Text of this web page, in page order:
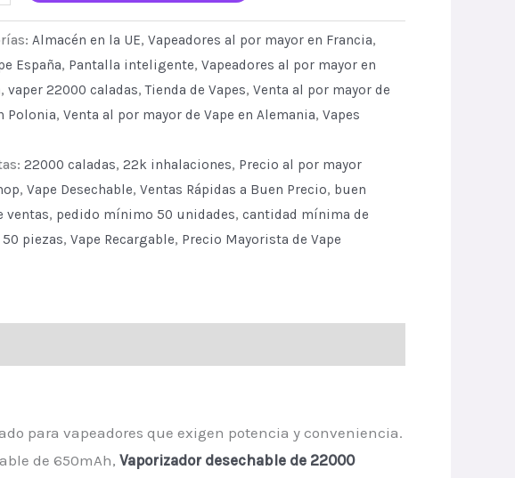
Almacén en la UE, Vapeadores al por mayor en Francia,
España, Pantalla inteligente, Vapeadores al por mayor en
, vaper 22000 caladas,Tienda de Vapes, Venta al por mayor de
Polonia, Venta al por mayor de Vape en Alemania, Vapes
22000 caladas, 22k inhalaciones, Precio al por mayor
, Vape Desechable, Ventas Rápidas a Buen Precio, buen
ventas, pedido mínimo 50 unidades, cantidad mínima de
piezas, Vape Recargable, Precio Mayorista de Vape
para vapeadores que exigen potencia y conveniencia.
de 650mAh, Vaporizador desechable de 22000